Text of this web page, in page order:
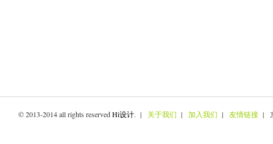
© 2013-2014 all rights reservedHi设计. | 关于我们 | 加入我们 | 友情链接 |